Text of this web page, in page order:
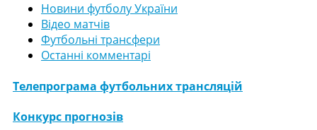
Новини футболу України
Відео матчів
Футбольні трансфери
Останні комментарі
Телепрограма футбольних трансляцій
Конкурс прогнозів